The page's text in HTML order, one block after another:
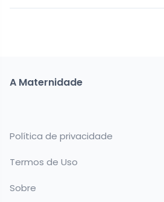
A Maternidade
Política de privacidade
Termos de Uso
Sobre